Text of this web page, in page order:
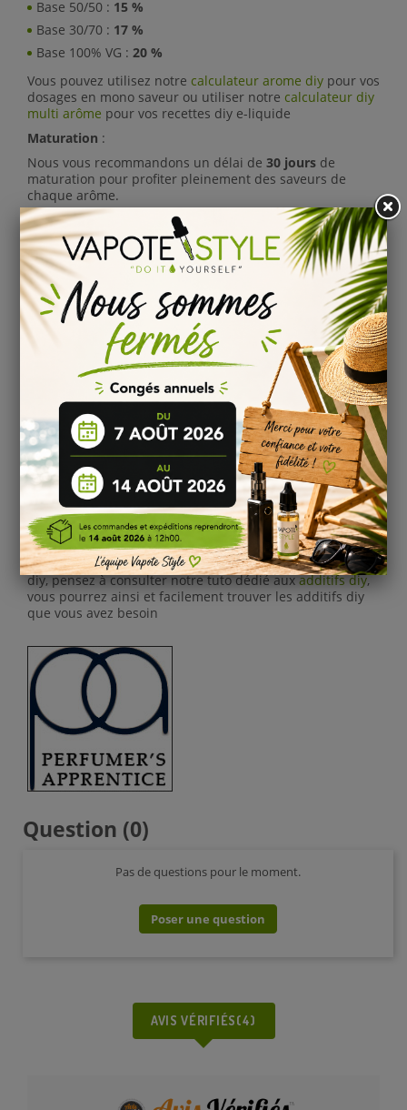
Base 50/50 : 15 %
Base 30/70 : 17 %
Base 100% VG : 20 %
Vous pouvez utilisez notre calculateur arome diy pour vos
dosages en mono saveur ou utiliser notre calculateur diy
multi arôme pour vos recettes diy e-liquide
Maturation :
Nous vous recommandons un délai de 30 jours de
maturation pour profiter pleinement des saveurs de
chaque arôme.
Information
Conservation : stocké entre 4 et 16°C
Conforme au règlement 1334/2008/CEE
Composition :
Propylène Glycol &Arôme concentré
Comment bien conserver ses arômes ?
Il est fortement recommandé pour une conservation à
long terme de stocker les arômes diy ou un
concentré e-
à température basse... toutes les informations
sont disponibles dans la rubriqueinformation.
Comment bien steeper son e-liquide diy ?
La maturation d'un e-liquide diy est essentiel et
importante afin d'obtenir le meilleur de l'arôme diy ou
sont concentré e-liquide.
Nous vous invitons à bien lire les informationssur la
méthodologie de la maturation de vos arômes diy et
concentré diy.
Ajouter des Additifs ?
Vous souhaitez ajouter des effets sucrées, acidulées,
caramélisées etc. ou tout autres effets à vos e-liquides
diy, pensez à consulter notre tuto dédié auxadditifs diy,
vous pourrez ainsi et facilement trouver les additifs diy
que vous avez besoin
Question (0)
Pas de questions pour le moment.
Poser une question
AVIS VÉRIFIÉS(4)